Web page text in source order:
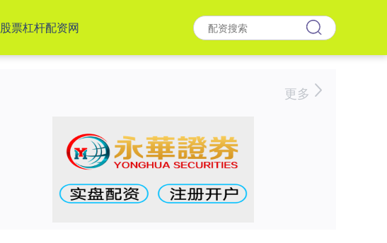
股票杠杆配资网
更多